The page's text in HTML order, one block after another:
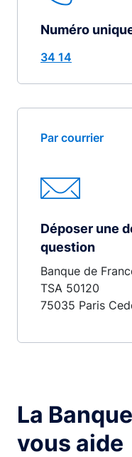
Numéro
34 14
Par courrier
Déposer une
question
Banque de
TSA 50120
75035 Paris
La
vous aide